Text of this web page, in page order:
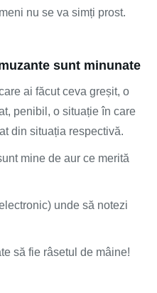
nu se va simți prost.
sunt minunate
ai făcut ceva greșit, o
penibil, o situație în care
din situația respectivă.
mine de aur ce merită
unde să notezi
să fie râsetul de mâine!